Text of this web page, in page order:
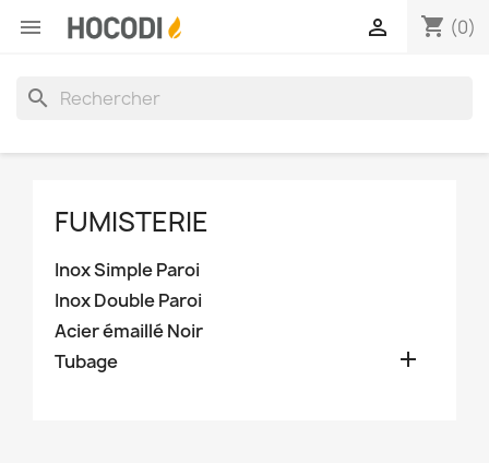
 shopping_cart (0)

search
FUMISTERIE
Inox Simple Paroi
Inox Double Paroi
Acier émaillé Noir
Tubage
